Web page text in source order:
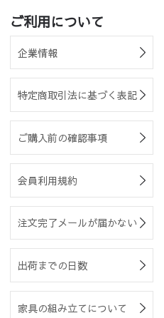
ご利用について
企業情報
特定商取引法に基づく表記
ご購入前の確認事項
会員利用規約
注文完了メールが届かない
出荷までの日数
家具の組み立てについて